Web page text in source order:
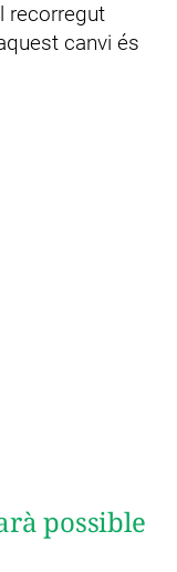
recorregut
canvi és
possible